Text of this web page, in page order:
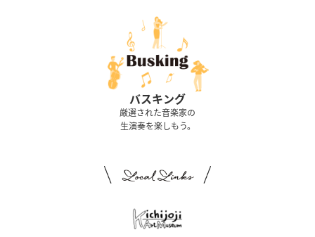
バスキング
厳選された音楽家の
生演奏を楽しもう。